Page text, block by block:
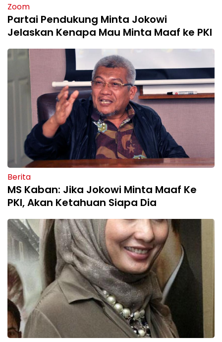
Zoom
Partai Pendukung Minta Jokowi
Jelaskan Kenapa Mau Minta Maaf ke PKI
Berita
MS Kaban: Jika Jokowi Minta Maaf Ke
PKI, Akan Ketahuan Siapa Dia